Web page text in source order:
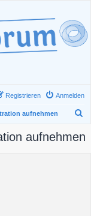
Anmelden
Registrieren
aufnehmen
c
aufnehmen